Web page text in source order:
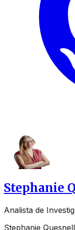
Stephanie
Analista de
Stephanie